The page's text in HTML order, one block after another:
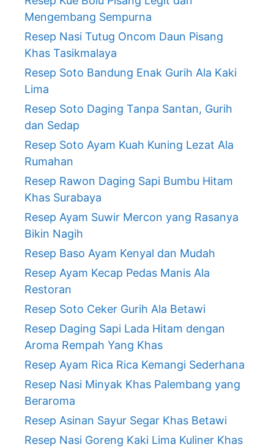
Mengembang Sempurna
Resep Nasi Tutug Oncom Daun Pisang
Khas Tasikmalaya
Resep Soto Bandung Enak Gurih Ala Kaki
Lima
Resep Soto Daging Tanpa Santan, Gurih
dan Sedap
Resep Soto Ayam Kuah Kuning Lezat Ala
Rumahan
Resep Rawon Daging Sapi Bumbu Hitam
Khas Surabaya
Resep Ayam Suwir Mercon yang Rasanya
Bikin Nagih
Resep Baso Ayam Kenyal dan Mudah
Resep Ayam Kecap Pedas Manis Ala
Restoran
Resep Soto Ceker Gurih Ala Betawi
Resep Daging Sapi Lada Hitam dengan
Aroma Rempah Yang Khas
Resep Ayam Rica Rica Kemangi Sederhana
Resep Nasi Minyak Khas Palembang yang
Beraroma
Resep Asinan Sayur Segar Khas Betawi
Resep Nasi Goreng Kaki Lima Kuliner Khas